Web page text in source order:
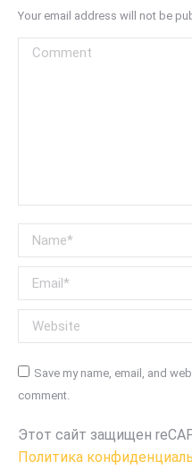
Your email address will not be
Comment
Name *
Email *
Website
Save my name, email, and
comment.
Этот сайт защищен
Политика